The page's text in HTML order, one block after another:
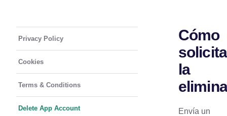
Privacy Policy
Cookies
Terms & Conditions
Delete App Account
Cómo
la
Envía un